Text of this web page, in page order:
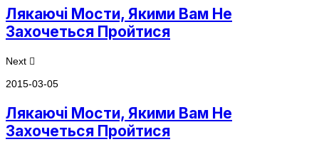
Лякаючі Мости, Якими Вам Не
Захочеться Пройтися
Next
2015-03-05
Лякаючі Мости, Якими Вам Не
Захочеться Пройтися